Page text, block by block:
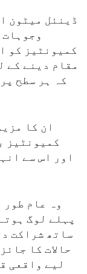
ڈینئل میٹون
کمیونٹیز کو
مقام دینے کے
کہ ہر سطح
ان کا
کمیونٹیز
اور اس سے
وہ عام
پہلے لوگ
ساتھ شراکت
حالات کا
لیے واقعی